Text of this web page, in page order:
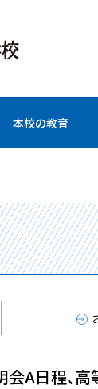
本校の教育
会A日程、